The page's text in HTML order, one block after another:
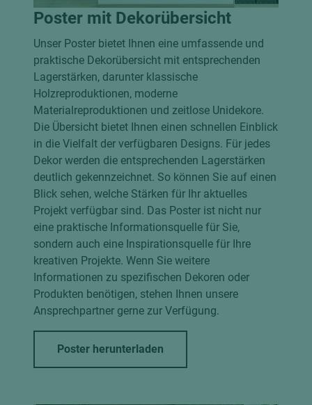
Poster mit Dekorübersicht
Unser Poster bietet Ihnen eine umfassende und
praktische Dekorübersicht mit entsprechenden
Lagerstärken, darunter klassische
Holzreproduktionen, moderne
Materialreproduktionen und zeitlose Unidekore.
Die Übersicht bietet Ihnen einen schnellen Einblick
in die Vielfalt der verfügbaren Designs. Für jedes
Dekor werden die entsprechenden Lagerstärken
deutlich gekennzeichnet. So können Sie auf einen
Blick sehen, welche Stärken für Ihr aktuelles
Projekt verfügbar sind. Das Poster ist nicht nur
eine praktische Informationsquelle für Sie,
sondern auch eine Inspirationsquelle für Ihre
kreativen Projekte. Wenn Sie weitere
Informationen zu spezifischen Dekoren oder
Produkten benötigen, stehen Ihnen unsere
Ansprechpartner gerne zur Verfügung.
Poster herunterladen